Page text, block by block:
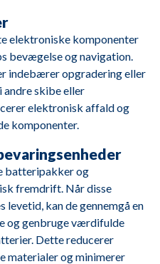
TD710G
D9A-J R1/R2
D9-MH
S6A3-MP TAW
elektroniske komponenter
bevægelse og navigation.
indebærer opgradering eller
skibe eller
elektronisk affald og
komponenter.
batteripakker og
fremdrift. Når disse
levetid, kan de gennemgå en
og genbruge værdifulde
Dette reducerer
materialer og minimerer